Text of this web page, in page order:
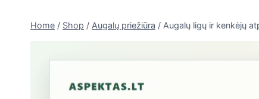
Home / Shop / Augalų priežiūra / Augalų ligų ir kenkėjų